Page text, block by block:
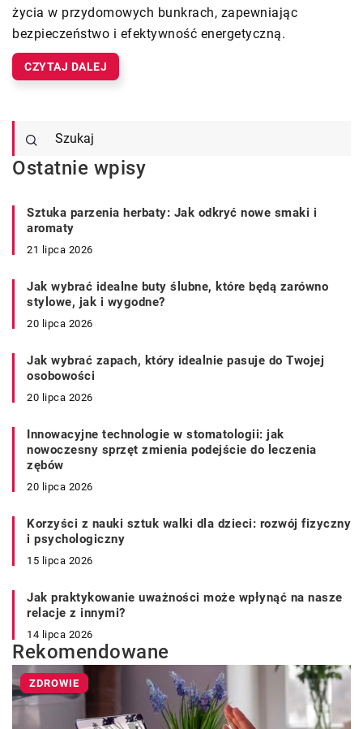
życia w przydomowych bunkrach, zapewniając
bezpieczeństwo i efektywność energetyczną.
CZYTAJ DALEJ
Ostatnie wpisy
Sztuka parzenia herbaty: Jak odkryć nowe smaki i
aromaty
21 lipca 2026
Jak wybrać idealne buty ślubne, które będą zarówno
stylowe, jak i wygodne?
20 lipca 2026
Jak wybrać zapach, który idealnie pasuje do Twojej
osobowości
20 lipca 2026
Innowacyjne technologie w stomatologii: jak
nowoczesny sprzęt zmienia podejście do leczenia
zębów
20 lipca 2026
Korzyści z nauki sztuk walki dla dzieci: rozwój fizyczny
i psychologiczny
15 lipca 2026
Jak praktykowanie uważności może wpłynąć na nasze
relacje z innymi?
14 lipca 2026
Rekomendowane
ZDROWIE